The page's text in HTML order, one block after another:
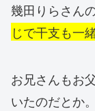
幾田りらさん
じで干支も一
お兄さんもお
いたのだとか。